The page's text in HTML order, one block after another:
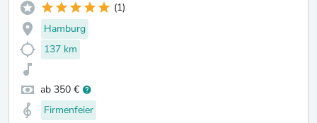
(1)
Hamburg
137 km
ab 350 €
Firmenfeier